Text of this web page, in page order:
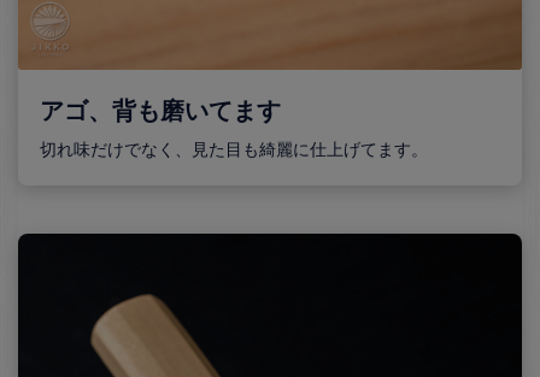
アゴ、背も磨いてます
切れ味だけでなく、見た目も綺麗に仕上げてます。